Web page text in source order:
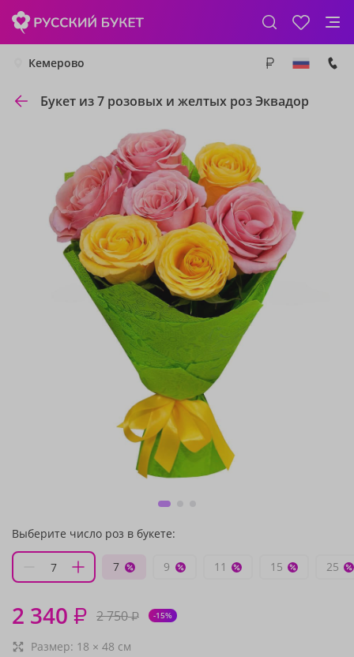
Кемерово
Букет из 7 розовых и желтых роз Эквадор
Выберите число роз в букете:
7 9 11 15 25
2 340 ₽ 2 750₽ -15%
Размер: 18 × 48 см